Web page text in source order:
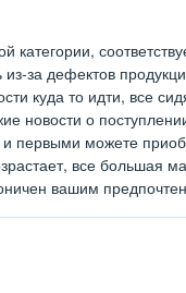
категории,
за дефектов
куда то идти, все
новости о
и первыми можете
все большая
вашим